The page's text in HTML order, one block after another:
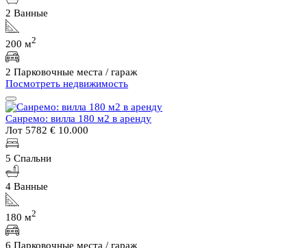
2 Ванные
200 м2
2 Парковочные места / гараж
Посмотреть недвижимость
Санремо: вилла 180 м2 в аренду
Лот 5782 € 10.000
5 Спальни
4 Ванные
180 м2
6 Парковочные места / гараж